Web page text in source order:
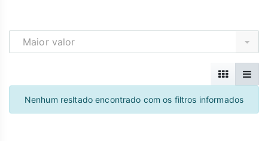
Maior valor
Nenhum resltado encontrado com os filtros informados